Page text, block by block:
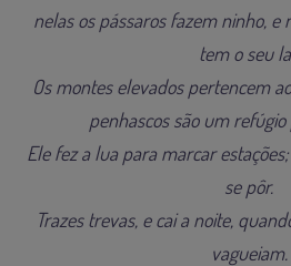
nelas os pássaros fazem ninho, e
tem o seu
Os montes elevados pertencem
penhascos são um refúgio
Ele fez a lua para marcar
se pôr.
Trazes trevas, e cai a noite,
vagueiam.